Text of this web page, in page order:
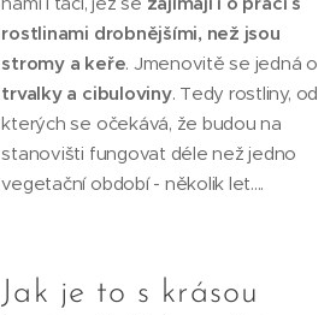
rostlinami drobnějšími, než jsou
stromy a keře. Jmenovitě se jedná o
trvalky a cibuloviny. Tedy rostliny, od
kterých se očekává, že budou na
stanovišti fungovat déle než jedno
vegetační období - několik let....
Jak je to s krásou